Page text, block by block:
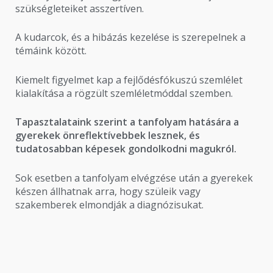
szükségleteiket asszertíven.
A kudarcok, és a hibázás kezelése is szerepelnek a
témáink között.
Kiemelt figyelmet kap a fejlődésfókuszú szemlélet
kialakítása a rögzült szemléletmóddal szemben.
Tapasztalataink szerint a tanfolyam hatására a
gyerekek önreflektívebbek lesznek, és
tudatosabban képesek gondolkodni magukról.
Sok esetben a tanfolyam elvégzése után a gyerekek
készen állhatnak arra, hogy szüleik vagy
szakemberek elmondják a diagnózisukat.